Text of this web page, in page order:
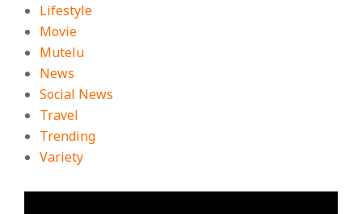
Lifestyle
Movie
Mutelu
News
Social News
Travel
Trending
Variety